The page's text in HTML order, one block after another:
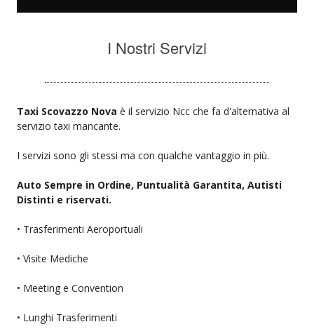
I Nostri Servizi
Taxi Scovazzo Nova è il servizio Ncc che fa d'alternativa al
servizio taxi mancante.
I servizi sono gli stessi ma con qualche vantaggio in più.
Auto Sempre in Ordine, Puntualità Garantita, Autisti
Distinti e riservati.
• Trasferimenti Aeroportuali
• Visite Mediche
• Meeting e Convention
• Lunghi Trasferimenti